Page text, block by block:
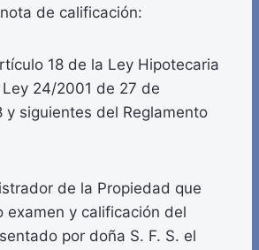
de calificación:
18 de la Ley Hipotecaria
24/2001 de 27 de
y siguientes del Reglamento
de la Propiedad que
examen y calificación del
por doña S. F. S. el